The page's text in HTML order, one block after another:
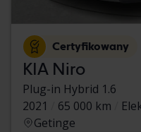
Certyfikowany
KIA Niro
Plug-in Hybrid 1.6
2021
65 000 km
Getinge